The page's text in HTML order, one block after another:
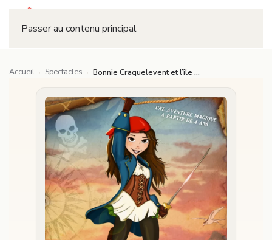
Passer au contenu principal
Accueil Spectacles Bonnie Craquelevent et l’île de l’impossible